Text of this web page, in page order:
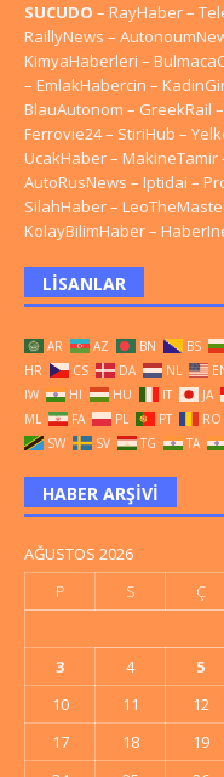
SUCUDO – RayHaber–
RaillyNews –
KimyaHaberleri –
– EmlakHabercin –
BlauAutonom – GreekRail –
Ferrovie24– StiriHub –
UcakHaber– MakineTamir
AutoRusNews – Iptidai –
SilahHaber–
KolayBilimHaber–
LISANLAR
AR AZ BN BS
HR
CS DA NL
IW
HI HU IT JA
ML
FA PL PT RO
SW
SV TG TA
HABER ARŞIVI
AĞUSTOS 2026
P
S Ç
3
4 5
10
11 12
17
18 19